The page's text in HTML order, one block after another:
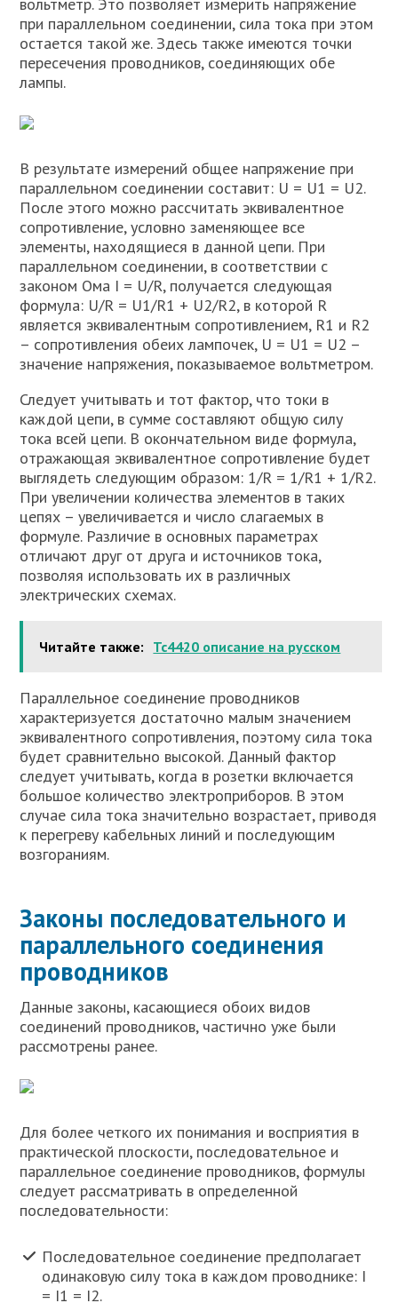
при параллельном соединении, сила тока при этом
остается такой же. Здесь также имеются точки
пересечения проводников, соединяющих обе
лампы.
В результате измерений общее напряжение при
параллельном соединении составит: U = U1 = U2.
После этого можно рассчитать эквивалентное
сопротивление, условно заменяющее все
элементы, находящиеся в данной цепи. При
параллельном соединении, в соответствии с
законом Ома I = U/R, получается следующая
формула: U/R = U1/R1 + U2/R2, в которой R
является эквивалентным сопротивлением, R1 и R2
– сопротивления обеих лампочек, U = U1 = U2 –
значение напряжения, показываемое вольтметром.
Следует учитывать и тот фактор, что токи в
каждой цепи, в сумме составляют общую силу
тока всей цепи. В окончательном виде формула,
отражающая эквивалентное сопротивление будет
выглядеть следующим образом: 1/R = 1/R1 + 1/R2.
При увеличении количества элементов в таких
цепях – увеличивается и число слагаемых в
формуле. Различие в основных параметрах
отличают друг от друга и источников тока,
позволяя использовать их в различных
электрических схемах.
Читайте также: Tc4420 описание на русском
Параллельное соединение проводников
характеризуется достаточно малым значением
эквивалентного сопротивления, поэтому сила тока
будет сравнительно высокой. Данный фактор
следует учитывать, когда в розетки включается
большое количество электроприборов. В этом
случае сила тока значительно возрастает, приводя
к перегреву кабельных линий и последующим
возгораниям.
Законы последовательного и
параллельного соединения
проводников
Данные законы, касающиеся обоих видов
соединений проводников, частично уже были
рассмотрены ранее.
Для более четкого их понимания и восприятия в
практической плоскости, последовательное и
параллельное соединение проводников, формулы
следует рассматривать в определенной
последовательности:
Последовательное соединение предполагает
одинаковую силу тока в каждом проводнике: I
= I1 = I2.